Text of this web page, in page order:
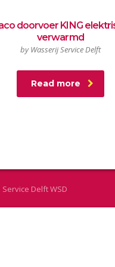
doorvoer KING
verwarmd
by Wasserij Service Delft
Read more
DelftWSD